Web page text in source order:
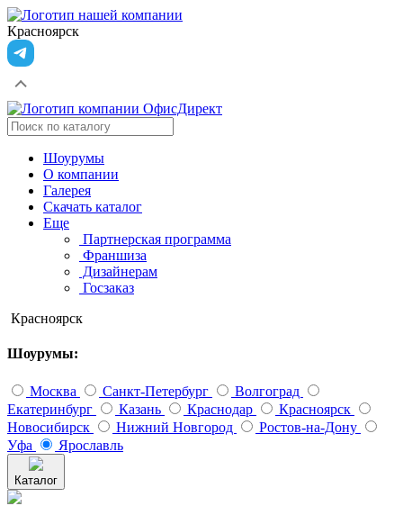
Красноярск
Шоурумы
О компании
Галерея
Скачать каталог
Еще
Партнерская программа
Франшиза
Дизайнерам
Госзаказ
Красноярск
Шоурумы:
Москва Санкт-Петербург
Волгоград
Екатеринбург
Казань Краснодар
Красноярск
Новосибирск
Нижний Новгород
Ростов-на-Дону
Уфа
Ярославль
Каталог